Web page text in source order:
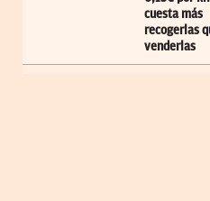
cuesta más
recogerlas
venderlas